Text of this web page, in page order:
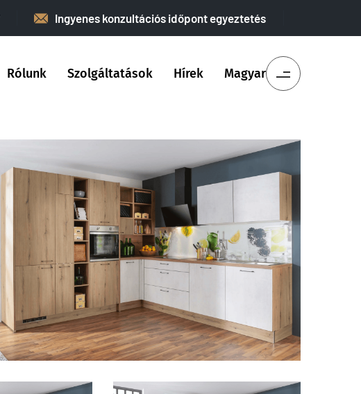
Ingyenes konzultációs időpont egyeztetés
Rólunk Szolgáltatások Hírek Magyar